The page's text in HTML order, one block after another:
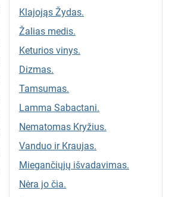
Klajojąs Žydas.
Žalias medis.
Keturios vinys.
Dizmas.
Tamsumas.
Lamma Sabactani.
Nematomas Kryžius.
Vanduo ir Kraujas.
Miegančiųjų išvadavimas.
Nėra jo čia.